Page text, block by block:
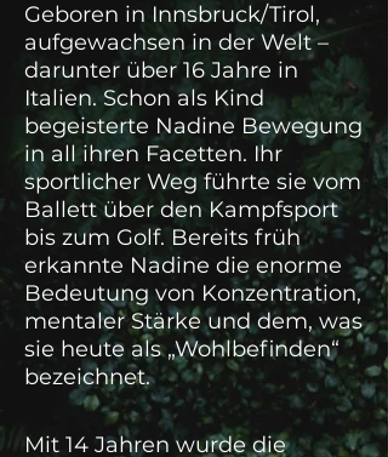
Geboren in Innsbruck/Tirol,
aufgewachsen in der Welt –
darunter über 16 Jahre in
Italien. Schon als Kind
begeisterte Nadine Bewegung
in all ihren Facetten. Ihr
sportlicher Weg führte sie vom
Ballett über den Kampfsport
bis zum Golf. Bereits früh
erkannte Nadine die enorme
Bedeutung von Konzentration,
mentaler Stärke und dem, was
sie heute als „Wohlbefinden“
bezeichnet.
Mit 14 Jahren wurde die